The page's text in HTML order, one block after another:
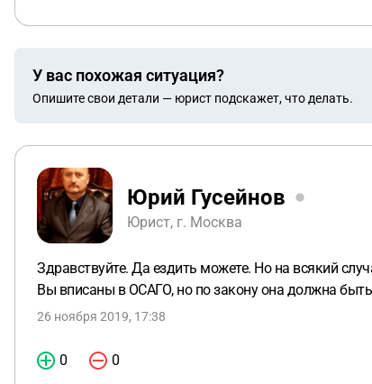
У вас похожая ситуация?
Опишите свои детали — юрист подскажет, что делать.
Юрий Гусейнов
Юрист, г. Москва
Здравствуйте. Да ездить можете. Но на всякий
Вы вписаны в ОСАГО, но по закону она должна
26 ноября 2019, 17:38
0 0